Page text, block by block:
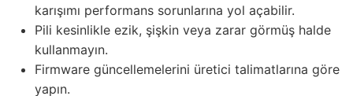
karışımı performans sorunlarına yol açabilir.
Pili kesinlikle ezik, şişkin veya zarar görmüş halde
kullanmayın.
Firmware güncellemelerini üretici talimatlarına göre
yapın.